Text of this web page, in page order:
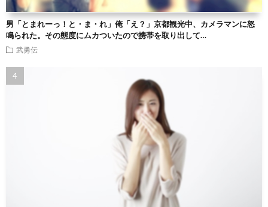
男「とまれーっ！と・ま・れ」俺「え？」京都観光中、カメラマンに怒
鳴られた。その態度にムカついたので携帯を取り出して…
武勇伝